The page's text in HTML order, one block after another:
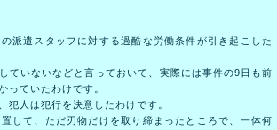
派遣スタッフに対する過酷な労働条件が引き起こした
ていないなどと言っておいて、実際には事件の9日も前
っていたわけです。
人は犯行を決意したわけです。
して、ただ刃物だけを取り締まったところで、一体何